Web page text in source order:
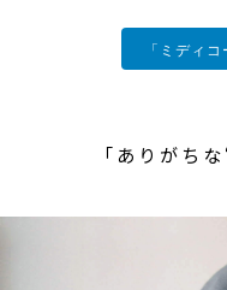
「ミディ
「ありがち